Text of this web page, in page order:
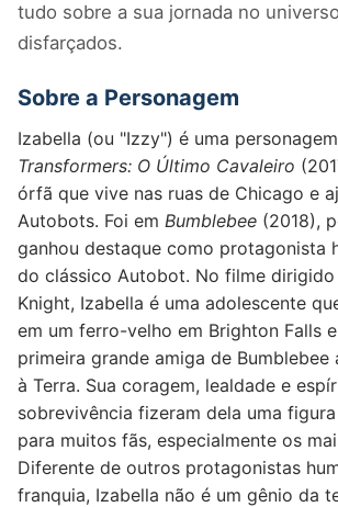
tudo sobre a sua jornada no
disfarçados.
Sobre a Personagem
Izabella (ou "Izzy") é uma
Transformers: O Último Cavaleiro
órfã que vive nas ruas de Chicago e
Autobots. Foi em Bumblebee (2018),
ganhou destaque como protagonista
do clássico Autobot. No filme
Knight, Izabella é uma adolescente
em um ferro-velho em Brighton Falls
primeira grande amiga de Bumblebee
à Terra. Sua coragem, lealdade e
sobrevivência fizeram dela uma
para muitos fãs, especialmente os
Diferente de outros protagonistas
franquia, Izabella não é um gênio da